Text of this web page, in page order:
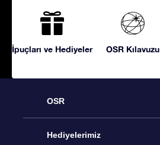
İpuçları ve Hediyeler OSR Kılavuzu
OSR
Hizmet
Hediyelerimiz